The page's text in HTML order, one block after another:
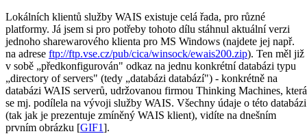
Lokálních klientů služby WAIS existuje celá řada, pro různé
platformy. Já jsem si pro potřeby tohoto dílu stáhnul aktuální verzi
jednoho sharewarového klienta pro MS Windows (najdete jej např.
na adrese ftp://ftp.vse.cz/pub/cica/winsock/ewais200.zip). Ten měl již
v sobě „předkonfigurován" odkaz na jednu konkrétní databázi typu
„directory of servers" (tedy „databázi databází") - konkrétně na
databázi WAIS serverů, udržovanou firmou Thinking Machines, která
se mj. podílela na vývoji služby WAIS. Všechny údaje o této databázi
(tak jak je prezentuje zmíněný WAIS klient), vidíte na dnešním
prvním obrázku [GIF1].